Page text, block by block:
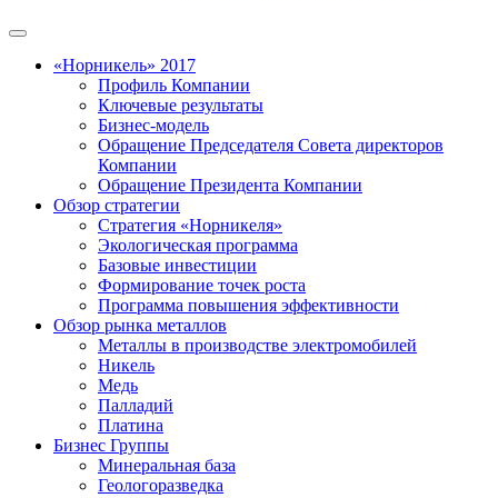
«Норникель» 2017
Профиль Компании
Ключевые результаты
Бизнес-модель
Обращение Председателя Совета директоров
Компании
Обращение Президента Компании
Обзор стратегии
Стратегия «Норникеля»
Экологическая программа
Базовые инвестиции
Формирование точек роста
Программа повышения эффективности
Обзор рынка металлов
Металлы в производстве электромобилей
Никель
Медь
Палладий
Платина
Бизнес Группы
Минеральная база
Геологоразведка